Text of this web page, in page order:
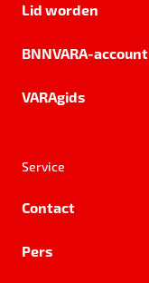
Lid worden
BNNVARA-account
VARAgids
Service
Contact
Pers